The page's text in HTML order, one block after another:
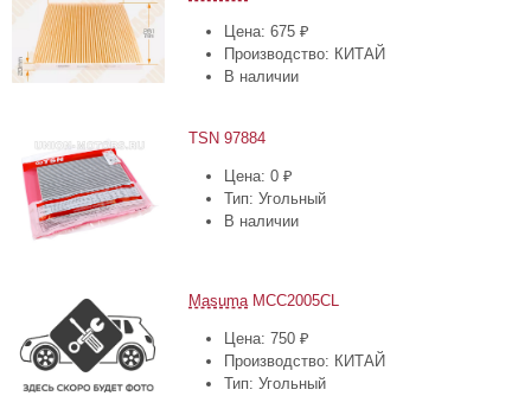
Цена: 675 ₽
Производство: КИТАЙ
В наличии
TSN 97884
Цена: 0 ₽
Тип: Угольный
В наличии
MasumaMCC2005CL
Цена: 750 ₽
Производство: КИТАЙ
Тип: Угольный